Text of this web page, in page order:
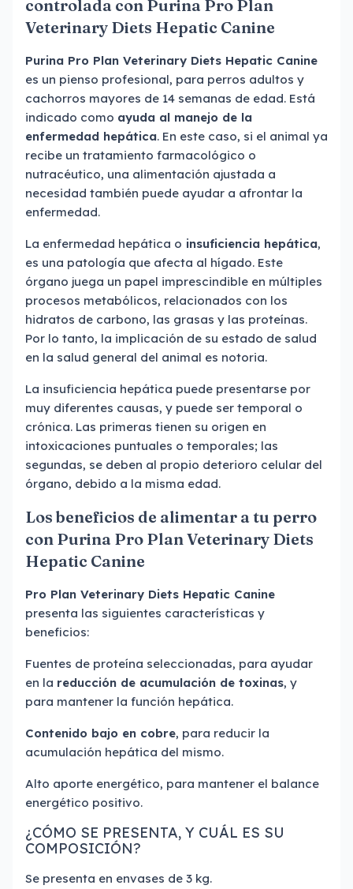
controlada con Purina Pro Plan
Veterinary Diets Hepatic Canine
Purina Pro Plan Veterinary Diets Hepatic Canine
es un pienso profesional, para perros adultos y
cachorros mayores de 14 semanas de edad. Está
indicado como ayuda al manejo de la
enfermedad hepática. En este caso, si el animal ya
recibe un tratamiento farmacológico o
nutracéutico, una alimentación ajustada a
necesidad también puede ayudar a afrontar la
enfermedad.
La enfermedad hepática o insuficiencia hepática,
es una patología que afecta al hígado. Este
órgano juega un papel imprescindible en múltiples
procesos metabólicos, relacionados con los
hidratos de carbono, las grasas y las proteínas.
Por lo tanto, la implicación de su estado de salud
en la salud general del animal es notoria.
La insuficiencia hepática puede presentarse por
muy diferentes causas, y puede ser temporal o
crónica. Las primeras tienen su origen en
intoxicaciones puntuales o temporales; las
segundas, se deben al propio deterioro celular del
órgano, debido a la misma edad.
Los beneficios de alimentar a tu perro
con Purina Pro Plan Veterinary Diets
Hepatic Canine
Pro Plan Veterinary Diets Hepatic Canine
presenta las siguientes características y
beneficios:
Fuentes de proteína seleccionadas, para ayudar
en la reducción de acumulación de toxinas, y
para mantener la función hepática.
Contenido bajo en cobre, para reducir la
acumulación hepática del mismo.
Alto aporte energético, para mantener el balance
energético positivo.
¿CÓMO SE PRESENTA, Y CUÁL ES SU
COMPOSICIÓN?
Se presenta en envases de 3 kg.